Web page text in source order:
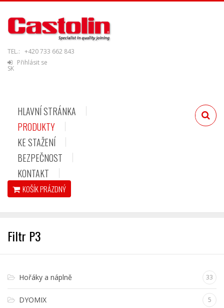
TEL.: +420 733 662 843
Přihlásit se
SK
HLAVNÍ STRÁNKA
PRODUKTY
KE STAŽENÍ
BEZPEČNOST
KONTAKT
KOŠÍKPRÁZDNÝ
Filtr P3
Hořáky a náplně 33
DYOMIX 5